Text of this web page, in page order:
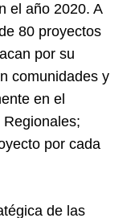
el año 2020. A
80 proyectos
por su
comunidades y
en el
por cada
de las